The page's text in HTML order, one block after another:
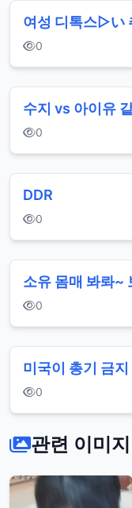
여성 디톡스▷い
0
수지 vs 아이유
0
DDR
0
소유 몸매 봐롸~
0
미국이 총기 금
0
관련 이미지